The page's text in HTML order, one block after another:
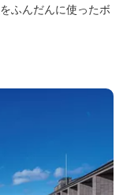
ふんだんに使ったボ